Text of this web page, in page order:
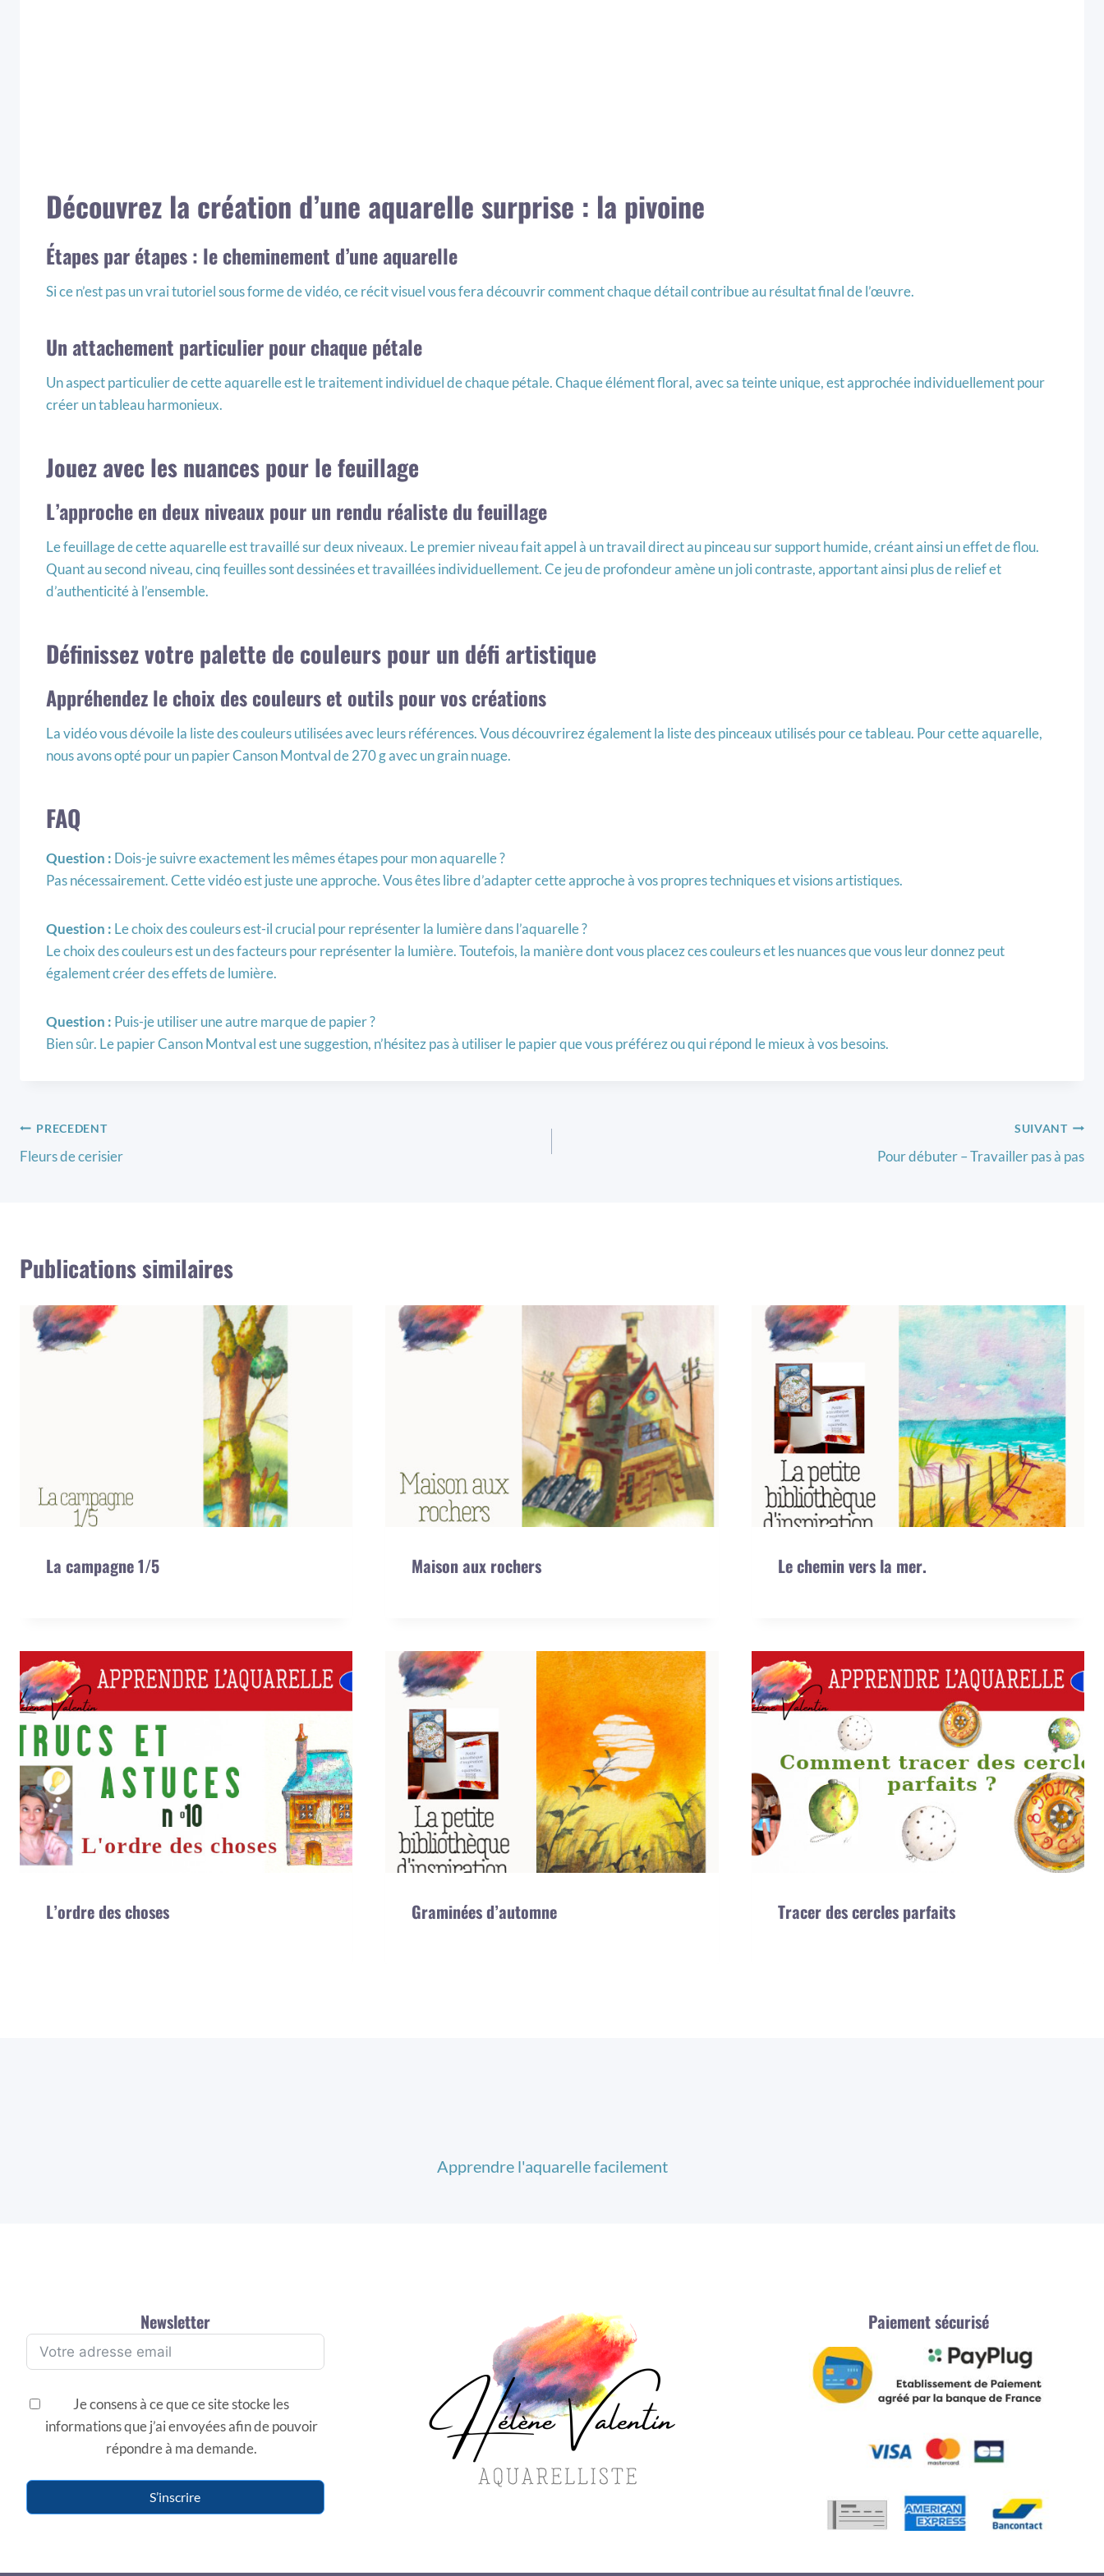
Découvrez la création d’une aquarelle surprise : la pivoine
Étapes par étapes : le cheminement d’une aquarelle
Si ce n’est pas un vrai tutoriel sous forme de vidéo, ce récit visuel vous fera découvrir comment chaque détail contribue au résultat final de l’œuvre.
Un attachement particulier pour chaque pétale
Un aspect particulier de cette aquarelle est le traitement individuel de chaque pétale. Chaque élément floral, avec sa teinte unique, est approchée individuellement pour
créer un tableau harmonieux.
Jouez avec les nuances pour le feuillage
L’approche en deux niveaux pour un rendu réaliste du feuillage
Le feuillage de cette aquarelle est travaillé sur deux niveaux. Le premier niveau fait appel à un travail direct au pinceau sur support humide, créant ainsi un effet de flou.
Quant au second niveau, cinq feuilles sont dessinées et travaillées individuellement. Ce jeu de profondeur amène un joli contraste, apportant ainsi plus de relief et
d’authenticité à l’ensemble.
Définissez votre palette de couleurs pour un défi artistique
Appréhendez le choix des couleurs et outils pour vos créations
La vidéo vous dévoile la liste des couleurs utilisées avec leurs références. Vous découvrirez également la liste des pinceaux utilisés pour ce tableau. Pour cette aquarelle,
nous avons opté pour un papier Canson Montval de 270 g avec un grain nuage.
FAQ
Question : Dois-je suivre exactement les mêmes étapes pour mon aquarelle ?
Pas nécessairement. Cette vidéo est juste une approche. Vous êtes libre d’adapter cette approche à vos propres techniques et visions artistiques.
Question : Le choix des couleurs est-il crucial pour représenter la lumière dans l’aquarelle ?
Le choix des couleurs est un des facteurs pour représenter la lumière. Toutefois, la manière dont vous placez ces couleurs et les nuances que vous leur donnez peut
également créer des effets de lumière.
Question : Puis-je utiliser une autre marque de papier ?
Bien sûr. Le papier Canson Montval est une suggestion, n’hésitez pas à utiliser le papier que vous préférez ou qui répond le mieux à vos besoins.
Navigation
de
PRECEDENT
Fleurs de cerisier
SUIVANT
Pour débuter – Travailler pas à pas
Publications similaires
La campagne 1/5 Maison aux rochers Le chemin vers la mer.
L’ordre des choses Graminées d’automne Tracer des cercles parfaits
Apprendre l'aquarelle facilement
Newsletter
Je consens à ce que ce site stocke les
informations que j’ai envoyées afin de pouvoir
répondre à ma demande.
S’inscrire
Paiement sécurisé